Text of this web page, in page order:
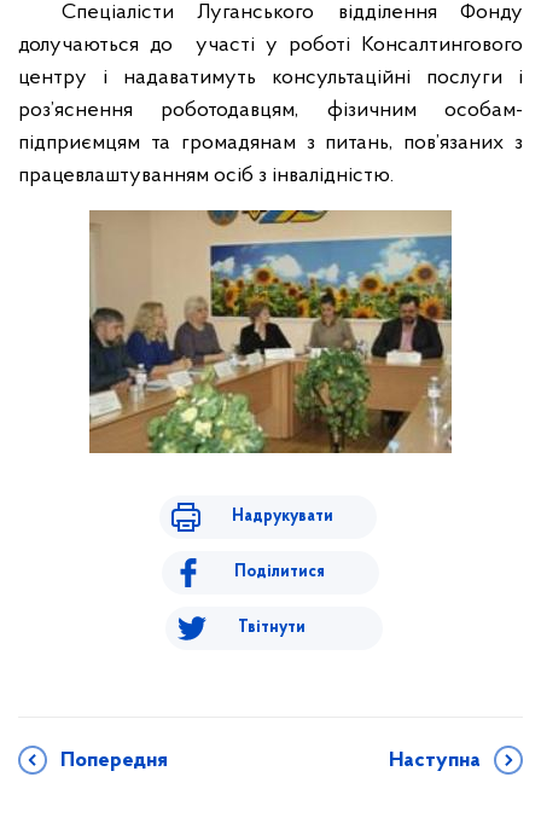
Спеціалісти Луганського відділення Фонду
долучаються до
участі у роботі Консалтингового
центру і надаватимуть консультаційні послуги і
роз’яснення роботодавцям, фізичним особам-
підприємцям та громадянам з питань, пов’язаних з
працевлаштуванням осіб з інвалідністю.
Надрукувати
Поділитися
Твітнути
Попередня Наступна